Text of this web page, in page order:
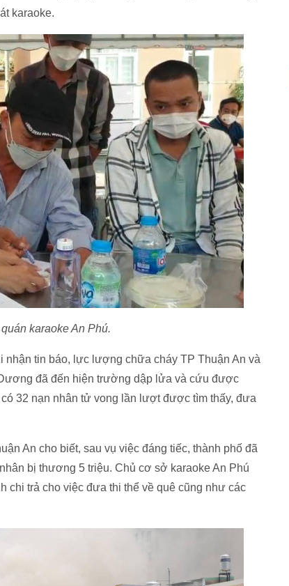
karaoke.
karaoke An Phú.
nhận tin báo, lực lượng chữa cháy TP Thuận An và
đã đến hiện trường dập lửa và cứu được
32 nạn nhân tử vong lần lượt được tìm thấy, đưa
An cho biết, sau vụ việc đáng tiếc, thành phố đã
bị thương 5 triệu. Chủ cơ sở karaoke An Phú
chi trả cho việc đưa thi thể về quê cũng như các